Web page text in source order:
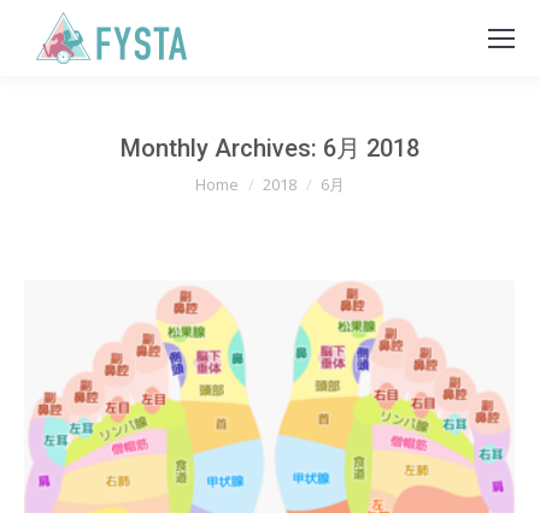
Monthly Archives: 6月 2018
You are here:
Home 2018 6月